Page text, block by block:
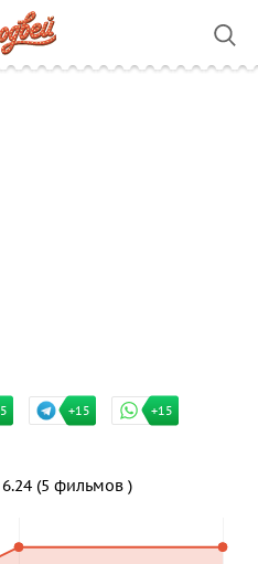
+15 +15
6.24 (5 фильмов )